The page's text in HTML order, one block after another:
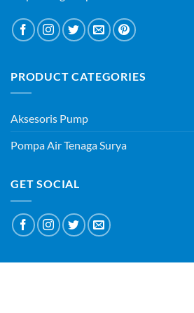
PRODUCT CATEGORIES
Aksesoris Pump
Pompa Air Tenaga Surya
GET SOCIAL
PT SURYAQUA